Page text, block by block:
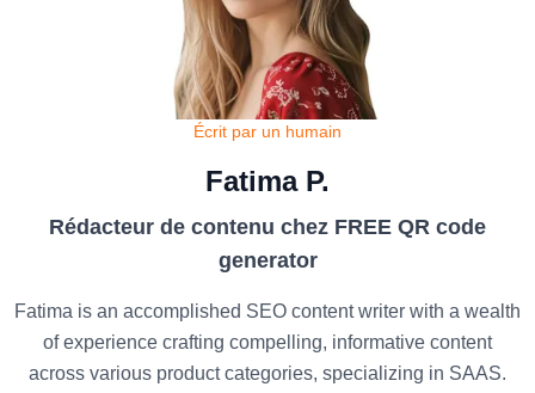
Écrit par un humain
Fatima P.
Rédacteur de contenu chez FREE QR code
generator
Fatima is an accomplished SEO content writer with a wealth
of experience crafting compelling, informative content
across various product categories, specializing in SAAS.